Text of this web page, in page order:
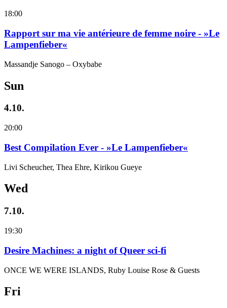
18:00
Rapport sur ma vie antérieure de femme noire - »Le
Lampenfieber«
Massandje Sanogo – Oxybabe
Sun
4.10.
20:00
Best Compilation Ever - »Le Lampenfieber«
Livi Scheucher, Thea Ehre, Kirikou Gueye
Wed
7.10.
19:30
Desire Machines: a night of Queer sci-fi
ONCE WE WERE ISLANDS, Ruby Louise Rose & Guests
Fri